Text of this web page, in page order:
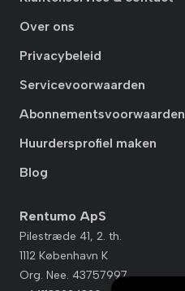
Over ons
Privacybeleid
Servicevoorwaarden
Abonnementsvoorwaarden
Huurdersprofiel maken
Blog
Rentumo ApS
Pilestræde 41, 2. th.
1112 København K
Org. Nee. 43757997